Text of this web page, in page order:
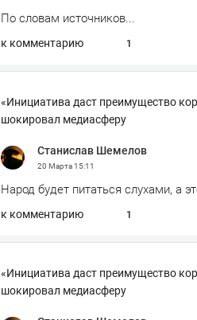
По словам источников...
к комментарию 1
«Инициатива даст преимущество
шокировал медиасферу
Станислав Шемелов
20 Марта15:11
Народ будет питаться слухами, а
к комментарию 1
«Инициатива даст преимущество
шокировал медиасферу